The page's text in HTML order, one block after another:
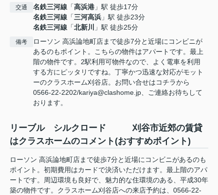
交通 名鉄三河線 「高浜港 」駅 徒歩17分
名鉄三河線 「三河高浜 」駅 徒歩23分
名鉄三河線 「北新川 」駅 徒歩25分
備考
ローソン 高浜論地町店まで徒歩7分と近場にコンビニが
あるのもポイント。こちらの物件はアパートです。最上
階の物件です。2駅利用可物件なので、よく電車を利用
する方にピッタリですね。丁寧かつ迅速な対応がモット
ーのクラスホーム刈谷店。お問い合せはコチラから
0566-22-2202/kariya@clashome.jp、ご連絡お待ちして
おります。
リーブル シルクロード 刈谷市近郊の賃貸
はクラスホームのコメント(おすすめポイント)
ローソン 高浜論地町店まで徒歩7分と近場にコンビニがあるのも
ポイント。初期費用はカードで決済いただけます。最上階のアパ
ートです。周辺環境も良好で、魅力的な住環境のある、平成30年
築の物件です。クラスホーム刈谷店への来店予約は、0566-22-